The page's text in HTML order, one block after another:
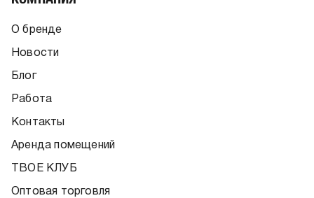
О бренде
Новости
Блог
Работа
Контакты
Аренда помещений
ТВОЕ КЛУБ
Оптовая торговля